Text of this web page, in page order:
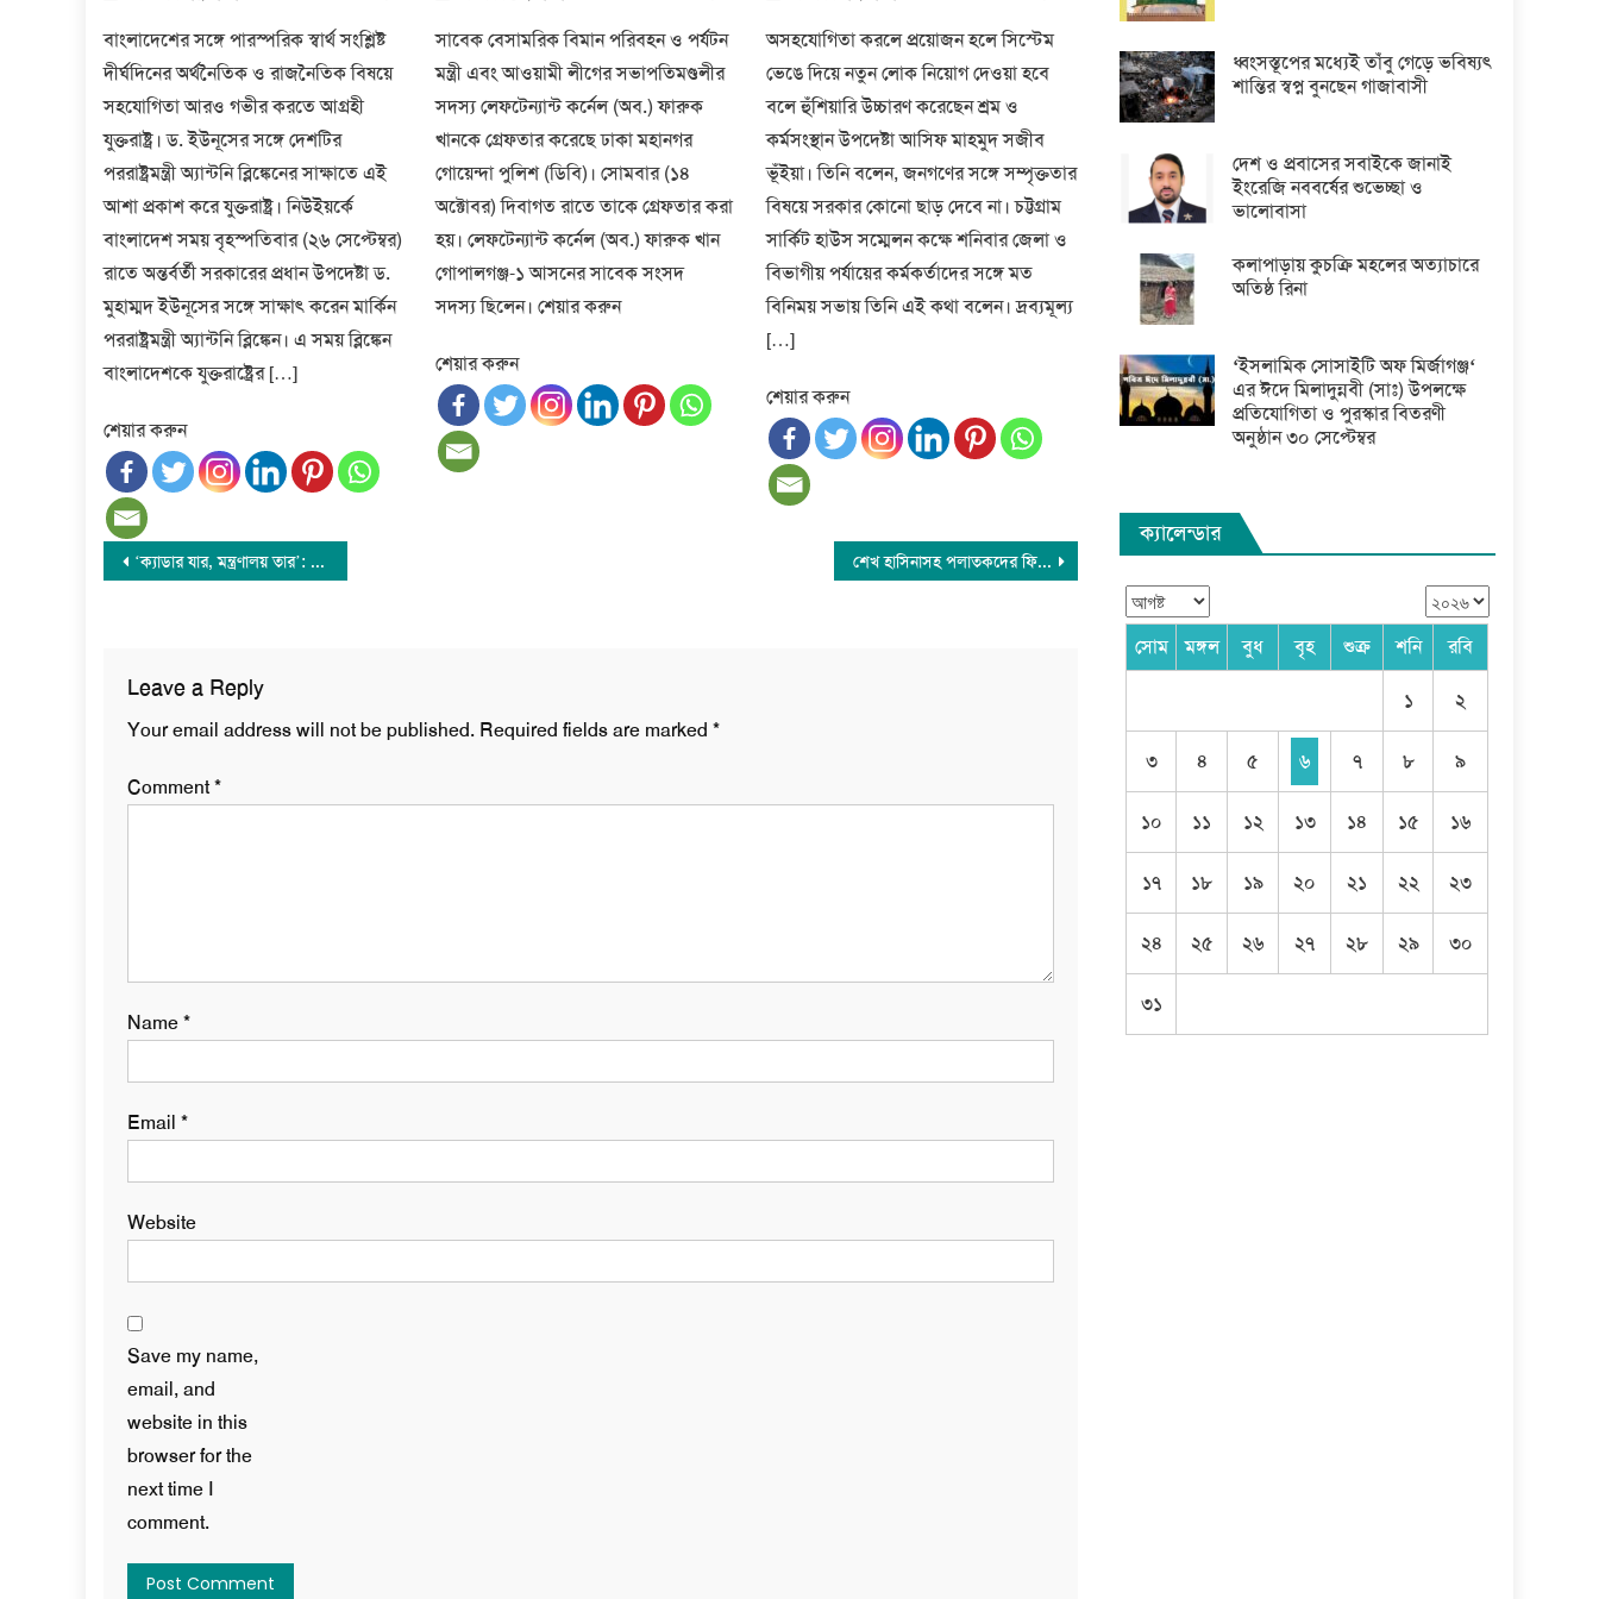
বাংলাদেশের সঙ্গে পারস্পরিক স্বার্থ সংশ্লিষ্ট
দীর্ঘদিনের অর্থনৈতিক ও রাজনৈতিক বিষয়ে
সহযোগিতা আরও গভীর করতে আগ্রহী
যুক্তরাষ্ট্র। ড. ইউনূসের সঙ্গে দেশটির
পররাষ্ট্রমন্ত্রী অ্যান্টনি ব্লিঙ্কেনের সাক্ষাতে এই
আশা প্রকাশ করে যুক্তরাষ্ট্র। নিউইয়র্কে
বাংলাদেশ সময় বৃহস্পতিবার (২৬ সেপ্টেম্বর)
রাতে অন্তর্বর্তী সরকারের প্রধান উপদেষ্টা ড.
মুহাম্মদ ইউনূসের সঙ্গে সাক্ষাৎ করেন মার্কিন
পররাষ্ট্রমন্ত্রী অ্যান্টনি ব্লিঙ্কেন। এ সময় ব্লিঙ্কেন
বাংলাদেশকে যুক্তরাষ্ট্রের […]
শেয়ার করুন
সাবেক বেসামরিক বিমান পরিবহন ও পর্যটন
মন্ত্রী এবং আওয়ামী লীগের সভাপতিমণ্ডলীর
সদস্য লেফটেন্যান্ট কর্নেল (অব.) ফারুক
খানকে গ্রেফতার করেছে ঢাকা মহানগর
গোয়েন্দা পুলিশ (ডিবি)। সোমবার (১৪
অক্টোবর) দিবাগত রাতে তাকে গ্রেফতার করা
হয়। লেফটেন্যান্ট কর্নেল (অব.) ফারুক খান
গোপালগঞ্জ-১ আসনের সাবেক সংসদ
সদস্য ছিলেন। শেয়ার করুন
শেয়ার করুন
অসহযোগিতা করলে প্রয়োজন হলে সিস্টেম
ভেঙে দিয়ে নতুন লোক নিয়োগ দেওয়া হবে
বলে হুঁশিয়ারি উচ্চারণ করেছেন শ্রম ও
কর্মসংস্থান উপদেষ্টা আসিফ মাহমুদ সজীব
ভূঁইয়া। তিনি বলেন, জনগণের সঙ্গে সম্পৃক্ততার
বিষয়ে সরকার কোনো ছাড় দেবে না। চট্টগ্রাম
সার্কিট হাউস সম্মেলন কক্ষে শনিবার জেলা ও
বিভাগীয় পর্যায়ের কর্মকর্তাদের সঙ্গে মত
বিনিময় সভায় তিনি এই কথা বলেন। দ্রব্যমূল্য
[…]
শেয়ার করুন
Post
‘ক্যাডার যার, মন্ত্রণালয় তার’: আন্তঃক্যাডার বৈষম্য নিরসন পরিষদ শেখ হাসিনাসহ পলাতকদের ফিরিয়ে আনতে রেড নোটিশ জারি করছে সরকার
Leave a Reply
Your email address will not be published. Required fields are marked *
Comment*
Name*
Email *
Website
Save my name,
email, and
website in this
browser for the
next time I
comment.
ধ্বংসস্তূপের মধ্যেই তাঁবু গেড়ে ভবিষ্যৎ
শান্তির স্বপ্ন বুনছেন গাজাবাসী
দেশ ও প্রবাসের সবাইকে জানাই
ইংরেজি নববর্ষের শুভেচ্ছা ও
ভালোবাসা
কলাপাড়ায় কুচক্রি মহলের অত্যাচারে
অতিষ্ঠ রিনা
‘ইসলামিক সোসাইটি অফ মির্জাগঞ্জ‘
এর ঈদে মিলাদুন্নবী (সাঃ) উপলক্ষে
প্রতিযোগিতা ও পুরস্কার বিতরণী
অনুষ্ঠান ৩০ সেপ্টেম্বর
ক্যালেন্ডার
সোম মঙ্গল বুধ বৃহ শুক্র শনি রবি
১ ২
৩ ৪ ৫ ৬ ৭ ৮ ৯
১০ ১১ ১২ ১৩ ১৪ ১৫ ১৬
১৭ ১৮ ১৯ ২০ ২১ ২২ ২৩
২৪ ২৫ ২৬ ২৭ ২৮ ২৯ ৩০
৩১